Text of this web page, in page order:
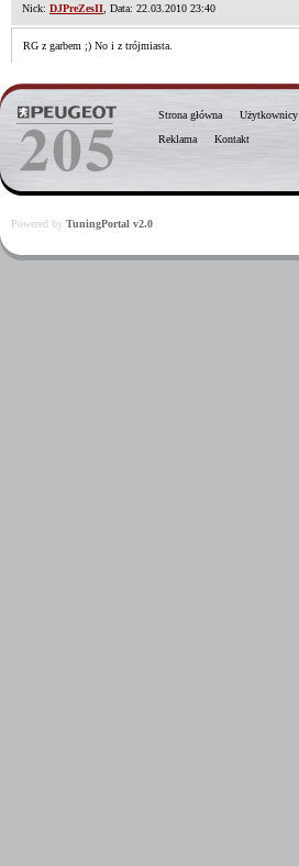
Nick: DJPreZesII , Data: 22.03.2010 23:40
RG z garbem ;) No i z trójmiasta.
Strona główna Użytkownicy
Reklama
Kontakt
Powered by TuningPortal v2.0